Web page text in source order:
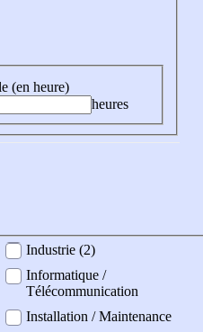
(en heure)
heures
Industrie (2)
Informatique /
Télécommunication
Installation / Maintenance